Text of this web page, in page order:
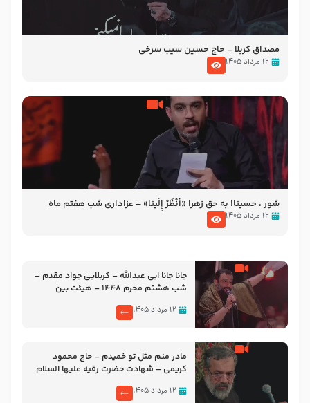
مصداق کربلا – حاج حسین سیب سرخی
۱۲ مرداد ۱۴۰۵
شور ، حسینا! به‌ حق زهرا «أُنْظُرْ إِلَینا» – عزاداری شب هفتم ماه
محرّم 1405
۱۲ مرداد ۱۴۰۵
جانا جانا ابی عبدالله – کربلایی جواد مقدم –
شب هشتم محرم 1448 – هیئت بین
۱۲ مرداد ۱۴۰۵
مادر منم مثل تو خمیدم – حاج محمود
کریمی – شهادت حضرت رقیه علیها السلام
۱۲ مرداد ۱۴۰۵